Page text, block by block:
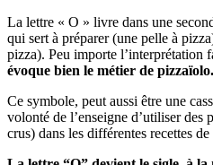
La lettre « O » livre dans une
qui sert à préparer (une pelle à
pizza). Peu importe l’interprétation
évoque bien le métier de pizzaïolo.
Ce symbole, peut aussi être une
volonté de l’enseigne d’utiliser des
crus) dans les différentes recettes